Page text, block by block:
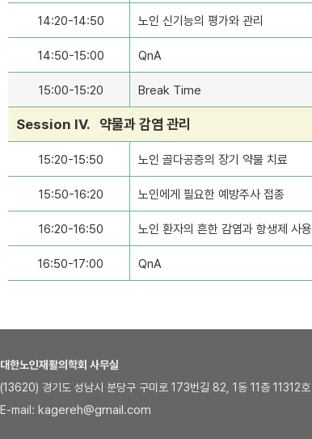
14:20-14:50 노인 신기능의 평가와 관리
14:50-15:00 QnA
15:00-15:20 Break Time
Session IV. 약물과 감염 관리
15:20-15:50 노인 골다공증의 장기 약물 치료
15:50-16:20 노인에게 필요한 예방주사 접종
16:20-16:50 노인 환자의 흔한 감염과 항생제 사용
16:50-17:00 QnA
대한노인재활의학회 사무실
(13620) 경기도 성남시 분당구 구미로 173번길 82, 1동 11층 11312호
E-mail: kagereh@gmail.com